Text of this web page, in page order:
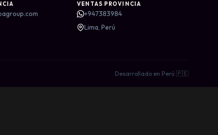
VENTAS PROVINCIA
+947383984
Lima, Perú
Desarrollado en Perú 🇵🇪